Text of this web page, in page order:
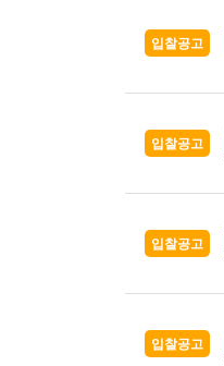
입찰공고
입찰공고
입찰공고
입찰공고